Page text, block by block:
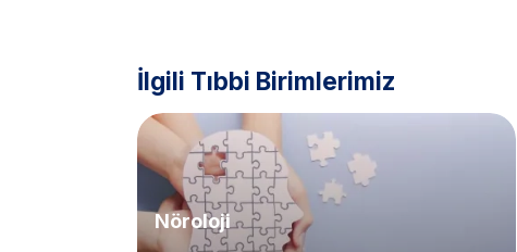
İlgili Tıbbi Birimlerimiz
Nöroloji